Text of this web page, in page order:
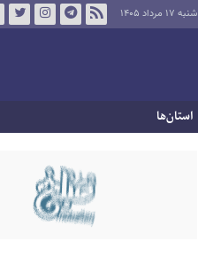
شنبه ۱۷ مرداد ۱۴۰۵
استان‌ها